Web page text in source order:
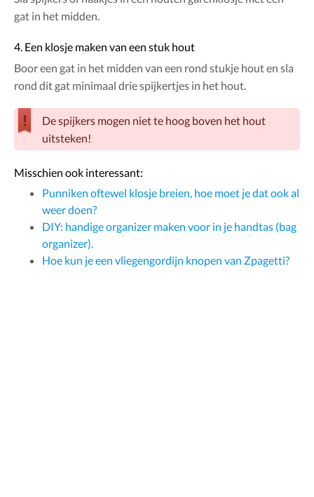
gat in het midden.
4. Een klosje maken van een stuk hout
Boor een gat in het midden van een rond stukje hout en sla
rond dit gat minimaal drie spijkertjes in het hout.
De spijkers mogen niet te hoog boven het hout
uitsteken!
Misschien ook interessant:
Punniken oftewel klosje breien, hoe moet je dat ook al
weer doen?
DIY: handige organizer maken voor in je handtas (bag
organizer).
Hoe kun je een vliegengordijn knopen van Zpagetti?